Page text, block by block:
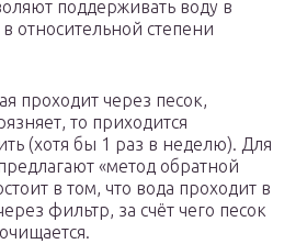
поддерживать воду в
относительной степени
проходит через песок,
то приходится
(хотя бы 1 раз в неделю). Для
«метод обратной
в том, что вода проходит в
фильтр, за счёт чего песок